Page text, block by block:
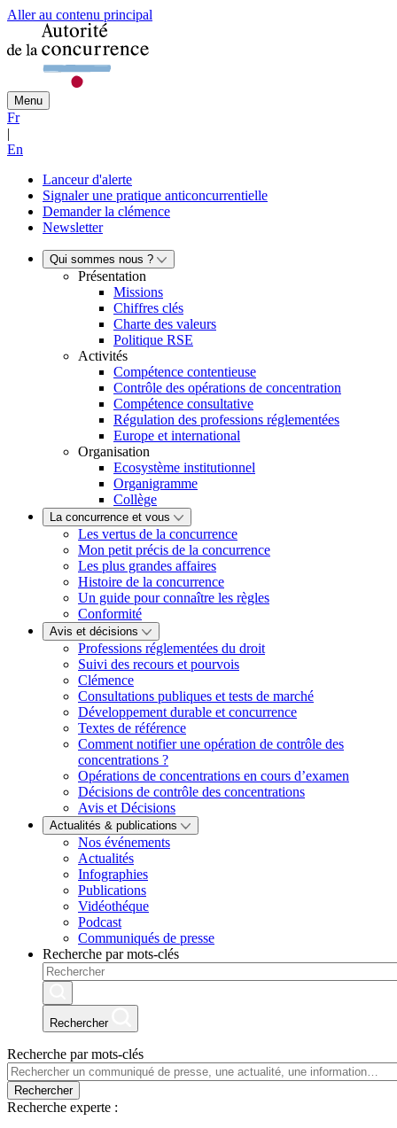
Aller au contenu principal
Menu
Fr
|
En
Lanceur d'alerte
Signaler une pratique anticoncurrentielle
Demander la clémence
Newsletter
Qui sommes nous ?
Présentation
Missions
Chiffres clés
Charte des valeurs
Politique RSE
Activités
Compétence contentieuse
Contrôle des opérations de concentration
Compétence consultative
Régulation des professions réglementées
Europe et international
Organisation
Ecosystème institutionnel
Organigramme
Collège
La concurrence et vous
Les vertus de la concurrence
Mon petit précis de la concurrence
Les plus grandes affaires
Histoire de la concurrence
Un guide pour connaître les règles
Conformité
Avis et décisions
Professions réglementées du droit
Suivi des recours et pourvois
Clémence
Consultations publiques et tests de marché
Développement durable et concurrence
Textes de référence
Comment notifier une opération de contrôle des
concentrations ?
Opérations de concentrations en cours d’examen
Décisions de contrôle des concentrations
Avis et Décisions
Actualités & publications
Nos événements
Actualités
Infographies
Publications
Vidéothéque
Podcast
Communiqués de presse
Recherche par mots-clés
Rechercher
Recherche par mots-clés
Rechercher
Recherche experte :